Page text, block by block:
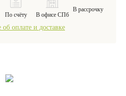
По счёту В офисе СПб
В рассрочку
оплате и доставке